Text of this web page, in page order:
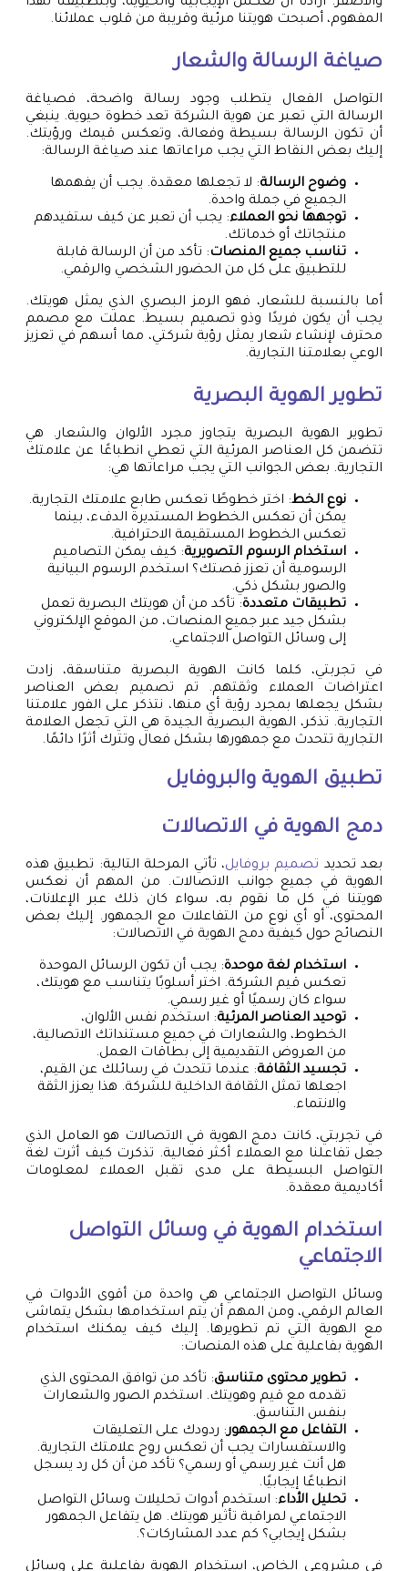
المفهوم، أصبحت هويتنا مرئية وقريبة من قلوب عملائنا.
صياغة الرسالة والشعار
التواصل الفعال يتطلب وجود رسالة واضحة، فصياغة
الرسالة التي تعبر عن هوية الشركة تعد خطوة حيوية. ينبغي
أن تكون الرسالة بسيطة وفعالة، وتعكس قيمك ورؤيتك.
إليك بعض النقاط التي يجب مراعاتها عند صياغة الرسالة:
وضوح الرسالة: لا تجعلها معقدة. يجب أن يفهمها
الجميع في جملة واحدة.
توجهها نحو العملاء: يجب أن تعبر عن كيف ستفيدهم
منتجاتك أو خدماتك.
تناسب جميع المنصات: تأكد من أن الرسالة قابلة
للتطبيق على كل من الحضور الشخصي والرقمي.
أما بالنسبة للشعار، فهو الرمز البصري الذي يمثل هويتك.
يجب أن يكون فريدًا وذو تصميم بسيط. عملت مع مصمم
محترف لإنشاء شعار يمثل رؤية شركتي، مما أسهم في تعزيز
الوعي بعلامتنا التجارية.
تطوير الهوية البصرية
تطوير الهوية البصرية يتجاوز مجرد الألوان والشعار. هي
تتضمن كل العناصر المرئية التي تعطي انطباعًا عن علامتك
التجارية. بعض الجوانب التي يجب مراعاتها هي:
نوع الخط: اختر خطوطًا تعكس طابع علامتك التجارية.
يمكن أن تعكس الخطوط المستديرة الدفء، بينما
تعكس الخطوط المستقيمة الاحترافية.
استخدام الرسوم التصويرية: كيف يمكن التصاميم
الرسومية أن تعزز قصتك؟ استخدم الرسوم البيانية
والصور بشكل ذكي.
تطبيقات متعددة: تأكد من أن هويتك البصرية تعمل
بشكل جيد عبر جميع المنصات، من الموقع الإلكتروني
إلى وسائل التواصل الاجتماعي.
في تجربتي، كلما كانت الهوية البصرية متناسقة، زادت
اعتراضات العملاء وثقتهم. تم تصميم بعض العناصر
بشكل يجعلها بمجرد رؤية أي منها، نتذكر على الفور علامتنا
التجارية. تذكر، الهوية البصرية الجيدة هي التي تجعل العلامة
التجارية تتحدث مع جمهورها بشكل فعال وتترك أثرًا دائمًا.
تطبيق الهوية والبروفايل
دمج الهوية في الاتصالات
بعد تحديد تصميم بروفايل، تأتي المرحلة التالية: تطبيق هذه
الهوية في جميع جوانب الاتصالات. من المهم أن نعكس
هويتنا في كل ما نقوم به، سواء كان ذلك عبر الإعلانات،
المحتوى، أو أي نوع من التفاعلات مع الجمهور. إليك بعض
النصائح حول كيفية دمج الهوية في الاتصالات:
استخدام لغة موحدة: يجب أن تكون الرسائل الموحدة
تعكس قيم الشركة. اختر أسلوبًا يتناسب مع هويتك،
سواء كان رسميًا أو غير رسمي.
توحيد العناصر المرئية: استخدم نفس الألوان،
الخطوط، والشعارات في جميع مستنداتك الاتصالية،
من العروض التقديمية إلى بطاقات العمل.
تجسيد الثقافة: عندما تتحدث في رسائلك عن القيم،
اجعلها تمثل الثقافة الداخلية للشركة. هذا يعزز الثقة
والانتماء.
في تجربتي، كانت دمج الهوية في الاتصالات هو العامل الذي
جعل تفاعلنا مع العملاء أكثر فعالية. تذكرت كيف أثرت لغة
التواصل البسيطة على مدى تقبل العملاء لمعلومات
أكاديمية معقدة.
استخدام الهوية في وسائل التواصل
الاجتماعي
وسائل التواصل الاجتماعي هي واحدة من أقوى الأدوات في
العالم الرقمي، ومن المهم أن يتم استخدامها بشكل يتماشى
مع الهوية التي تم تطويرها. إليك كيف يمكنك استخدام
الهوية بفاعلية على هذه المنصات:
تطوير محتوى متناسق: تأكد من توافق المحتوى الذي
تقدمه مع قيم وهويتك. استخدم الصور والشعارات
بنفس التناسق.
التفاعل مع الجمهور: ردودك على التعليقات
والاستفسارات يجب أن تعكس روح علامتك التجارية.
هل أنت غير رسمي أو رسمي؟ تأكد من أن كل رد يسجل
انطباعًا إيجابيًا.
تحليل الأداء: استخدم أدوات تحليلات وسائل التواصل
الاجتماعي لمراقبة تأثير هويتك. هل يتفاعل الجمهور
بشكل إيجابي؟ كم عدد المشاركات؟.
في مشروعي الخاص، استخدام الهوية بفاعلية على وسائل